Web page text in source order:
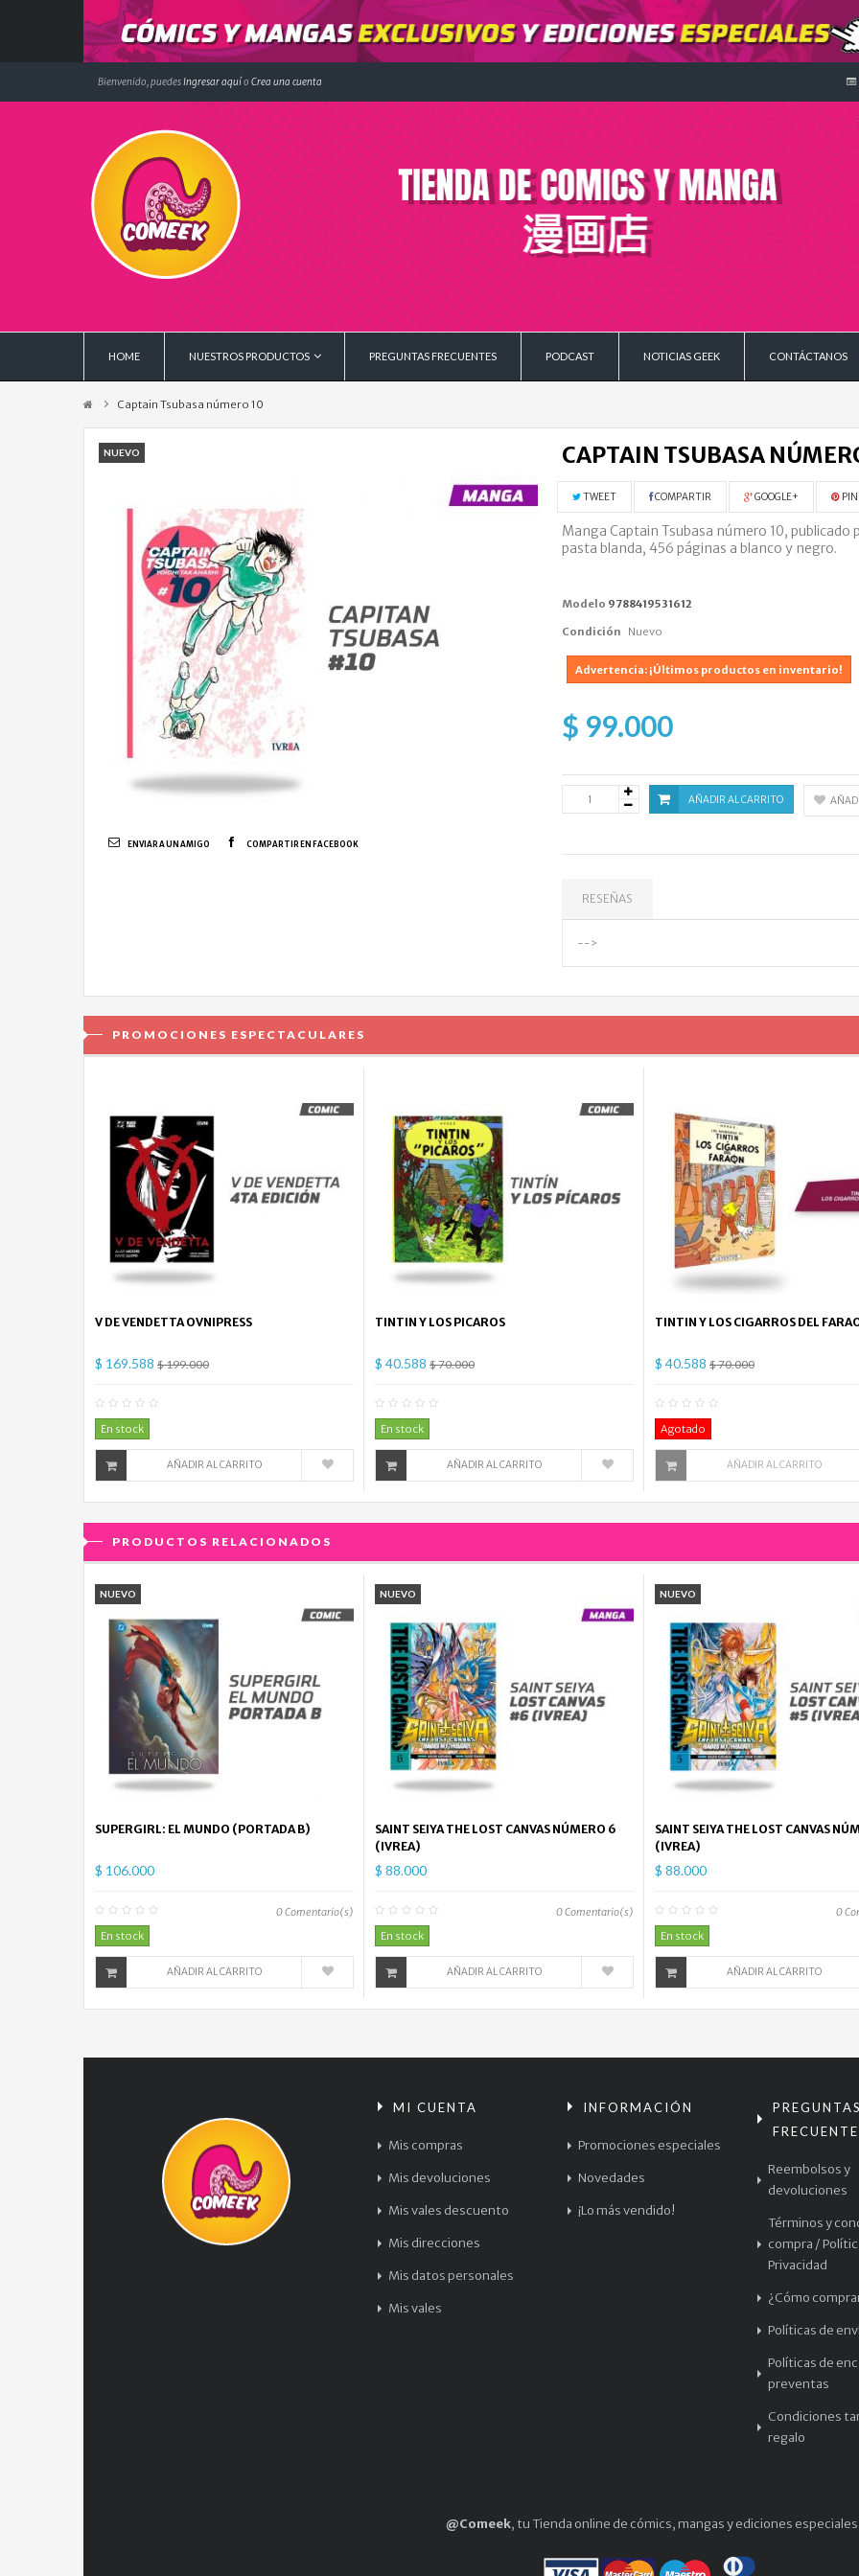
Bienvenido, puedesIngresar aquío Crea una cuenta
HOME NUESTROS PRODUCTOS PREGUNTAS FRECUENTES PODCAST NOTICIAS GEEK CONTÁCTANOS
Captain Tsubasa número 10
NUEVO
ENVIAR A UN AMIGO COMPARTIR EN FACEBOOK
CAPTAIN TSUBASA
TWEET COMPARTIR GOOGLE+
Manga Captain Tsubasa número 10,
pasta blanda, 456 páginas a blanco y negro.
Modelo 9788419531612
Condición Nuevo
Advertencia: ¡Últimos productos en inventario!
$ 99.000
AÑADIR AL CARRITO
RESEÑAS
-->
PROMOCIONES ESPECTACULARES
V DE VENDETTA OVNIPRESS
$ 169.588 $ 199.000
En stock
AÑADIR AL CARRITO
TINTIN Y LOS PICAROS
$ 40.588 $ 70.000
En stock
AÑADIR AL CARRITO
TINTIN Y LOS CIGARROS DEL
$ 40.588 $ 70.000
Agotado
AÑADIR AL CARRITO
PRODUCTOS RELACIONADOS
NUEVO
SUPERGIRL: EL MUNDO (PORTADA B)
$ 106.000
0Comentario(s)
En stock
AÑADIR AL CARRITO
NUEVO
SAINT SEIYA THE LOST CANVAS NÚMERO 6
(IVREA)
$ 88.000
0Comentario(s)
En stock
AÑADIR AL CARRITO
NUEVO
SAINT SEIYA THE LOST CANVAS
(IVREA)
$ 88.000
0
En stock
AÑADIR AL CARRITO
MI CUENTA
Mis compras
Mis devoluciones
Mis vales descuento
Mis direcciones
Mis datos personales
Mis vales
INFORMACIÓN
Promociones especiales
Novedades
¡Lo más vendido!
Reembolsos y
devoluciones
Términos y
compra /
Privacidad
¿Cómo
Políticas de
Políticas de
preventas
Condiciones
regalo
@Comeek, tu Tienda online de cómics, mangas y ediciones